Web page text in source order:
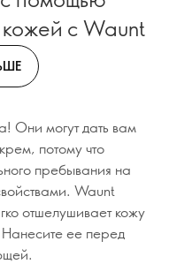
с Waunt
Они могут дать вам
потому что
пребывания на
Waunt
отшелушивает кожу
Нанесите ее перед